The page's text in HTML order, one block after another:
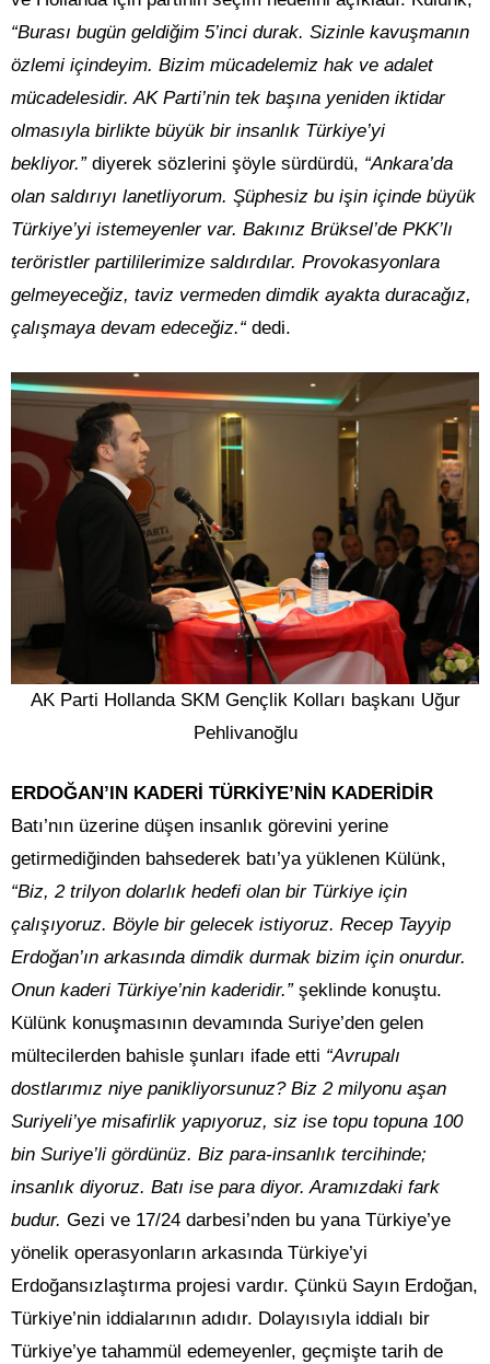
“Burası bugün geldiğim 5’inci durak. Sizinle kavuşmanın
özlemi içindeyim. Bizim mücadelemiz hak ve adalet
mücadelesidir. AK Parti’nin tek başına yeniden iktidar
olmasıyla birlikte büyük bir insanlık Türkiye’yi
bekliyor.”diyerek sözlerini şöyle sürdürdü, “Ankara’da
olan saldırıyı lanetliyorum. Şüphesiz bu işin içinde büyük
Türkiye’yi istemeyenler var. Bakınız Brüksel’de PKK’lı
teröristler partililerimize saldırdılar. Provokasyonlara
gelmeyeceğiz, taviz vermeden dimdik ayakta duracağız,
çalışmaya devam edeceğiz.“dedi.
AK Parti Hollanda SKM Gençlik Kolları başkanı Uğur
Pehlivanoğlu
ERDOĞAN’IN KADERİ TÜRKİYE’NİN KADERİDİR
Batı’nın üzerine düşen insanlık görevini yerine
getirmediğinden bahsederek batı’ya yüklenen Külünk,
“Biz, 2 trilyon dolarlık hedefi olan bir Türkiye için
çalışıyoruz. Böyle bir gelecek istiyoruz. Recep Tayyip
Erdoğan’ın arkasında dimdik durmak bizim için onurdur.
Onun kaderi Türkiye’nin kaderidir.”şeklinde konuştu.
Külünk konuşmasının devamında Suriye’den gelen
mültecilerden bahisle şunları ifade etti “Avrupalı
dostlarımız niye panikliyorsunuz? Biz 2 milyonu aşan
Suriyeli’ye misafirlik yapıyoruz, siz ise topu topuna 100
bin Suriye’li gördünüz. Biz para-insanlık tercihinde;
insanlık diyoruz. Batı ise para diyor. Aramızdaki fark
budur. Gezi ve 17/24 darbesi’nden bu yana Türkiye’ye
yönelik operasyonların arkasında Türkiye’yi
Erdoğansızlaştırma projesi vardır. Çünkü Sayın Erdoğan,
Türkiye’nin iddialarının adıdır. Dolayısıyla iddialı bir
Türkiye’ye tahammül edemeyenler, geçmişte tarih de